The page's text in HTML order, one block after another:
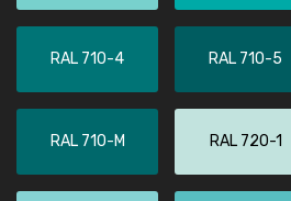
RAL 710-4 RAL 710-5
RAL 710-M RAL 720-1